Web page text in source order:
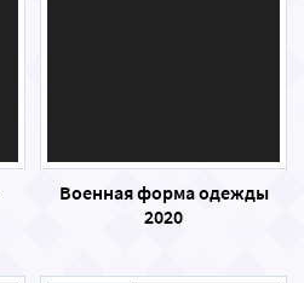
Военная форма одежды
2020